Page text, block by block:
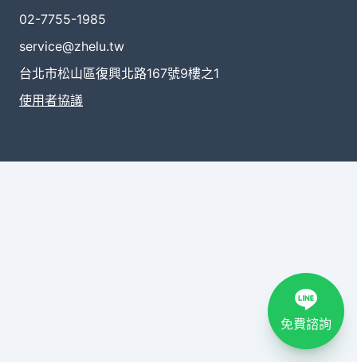
02-7755-1985
service@zhelu.tw
台北市松山區復興北路167號9樓之1
使用者協議
免費諮詢